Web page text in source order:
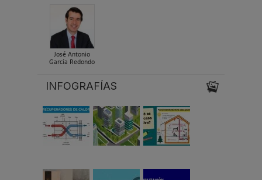
José Antonio
García Redondo
INFOGRAFÍAS